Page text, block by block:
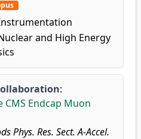
and High Energy
:
Endcap Muon
Phys. Res. Sect. A-Accel.